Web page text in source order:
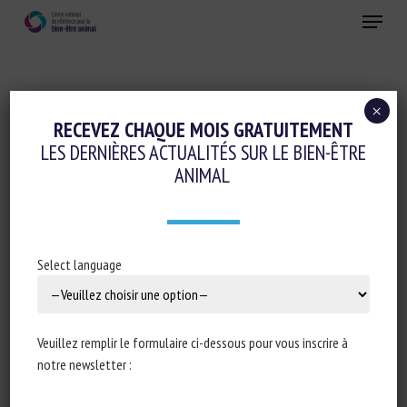
Menu
Ethique-sociologie-philosophie-droit
QUELQUES ÉVOLUTIONS DES IDÉES
DU BIEN-ÊTRE ANIMAL : UN ÉTHOLOGUE
15 septembre 2023
RECEVEZ CHAQUE MOIS GRATUITEMENT
LES DERNIÈRES ACTUALITÉS SUR LE BIEN-ÊTRE
ANIMAL
Select language
Veuillez remplir le formulaire ci-dessous pour vous inscrire à
notre newsletter :
×